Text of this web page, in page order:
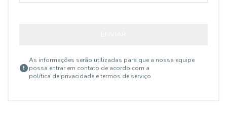
As informações serão utilizadas para que a nossa equipe
possa entrar em contato de acordo com a
política de privacidade e termos de serviço